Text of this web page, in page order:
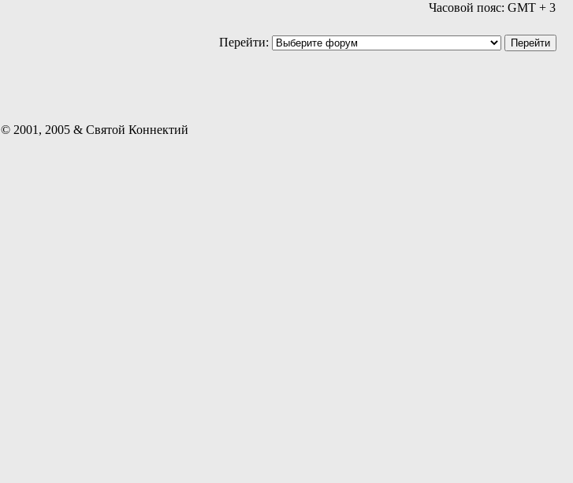
Часовой пояс: GMT + 3
Перейти:
© 2001, 2005 & Святой Коннектий